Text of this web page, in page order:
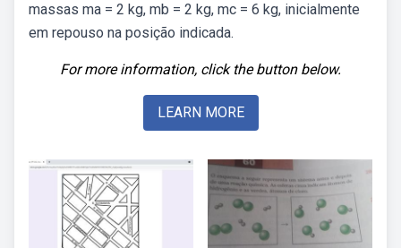
massas ma = 2 kg, mb = 2 kg, mc = 6 kg, inicialmente
em repouso na posição indicada.
For more information, click the button below.
LEARN MORE